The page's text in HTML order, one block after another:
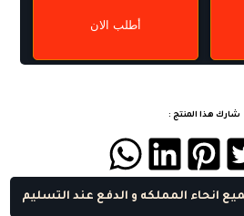
أطلب الان
شارك هذا المنتج :
انحاء المملكه و الدفع عند التسليم